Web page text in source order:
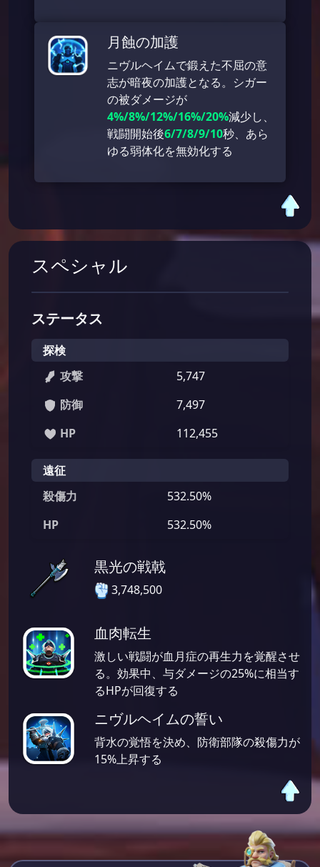
月蝕の加護
ニヴルヘイムで鍛えた不屈の意
志が暗夜の加護となる。シガー
の被ダメージが
4%/8%/12%/16%/20%減少し、
戦闘開始後6/7/8/9/10秒、あら
ゆる弱体化を無効化する
スペシャル
ステータス
探検
攻撃
5,747
防御
7,497
HP
112,455
遠征
殺傷力
532.50%
HP
532.50%
黒光の戦戟
3,748,500
血肉転生
激しい戦闘が血月症の再生力を覚醒させ
る。効果中、与ダメージの25%に相当す
るHPが回復する
ニヴルヘイムの誓い
背水の覚悟を決め、防衛部隊の殺傷力が
15%上昇する